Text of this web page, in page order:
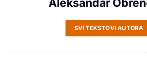
SVI TEKSTOVI AUTORA